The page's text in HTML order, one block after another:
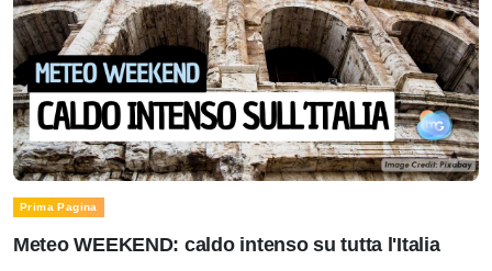
Prima Pagina
Meteo WEEKEND: caldo intenso su tutta l'Italia